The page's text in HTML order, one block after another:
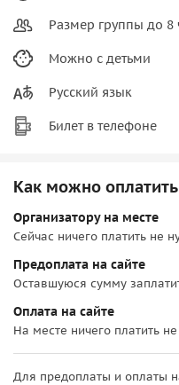
Размер группы до 8
Можно с детьми
Русский язык
Билет в телефоне
Как можно
Организатору на месте
Сейчас ничего платить не
Предоплата на сайте
Оставшуюся сумму
Оплата на сайте
На месте ничего платить
Для предоплаты и оплаты